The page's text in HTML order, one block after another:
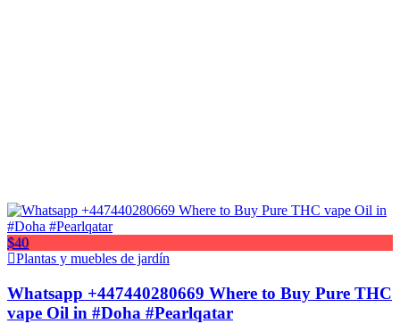
$40
Plantas y muebles de jardín
Whatsapp +447440280669 Where to Buy Pure THC
vape Oil in #Doha #Pearlqatar